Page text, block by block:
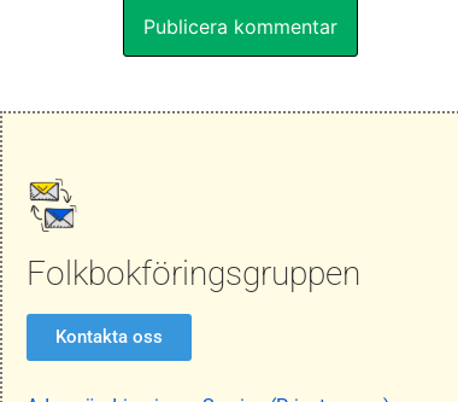
Folkbokföringsgruppen
Kontakta oss